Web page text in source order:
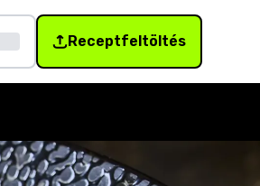
Receptfeltöltés